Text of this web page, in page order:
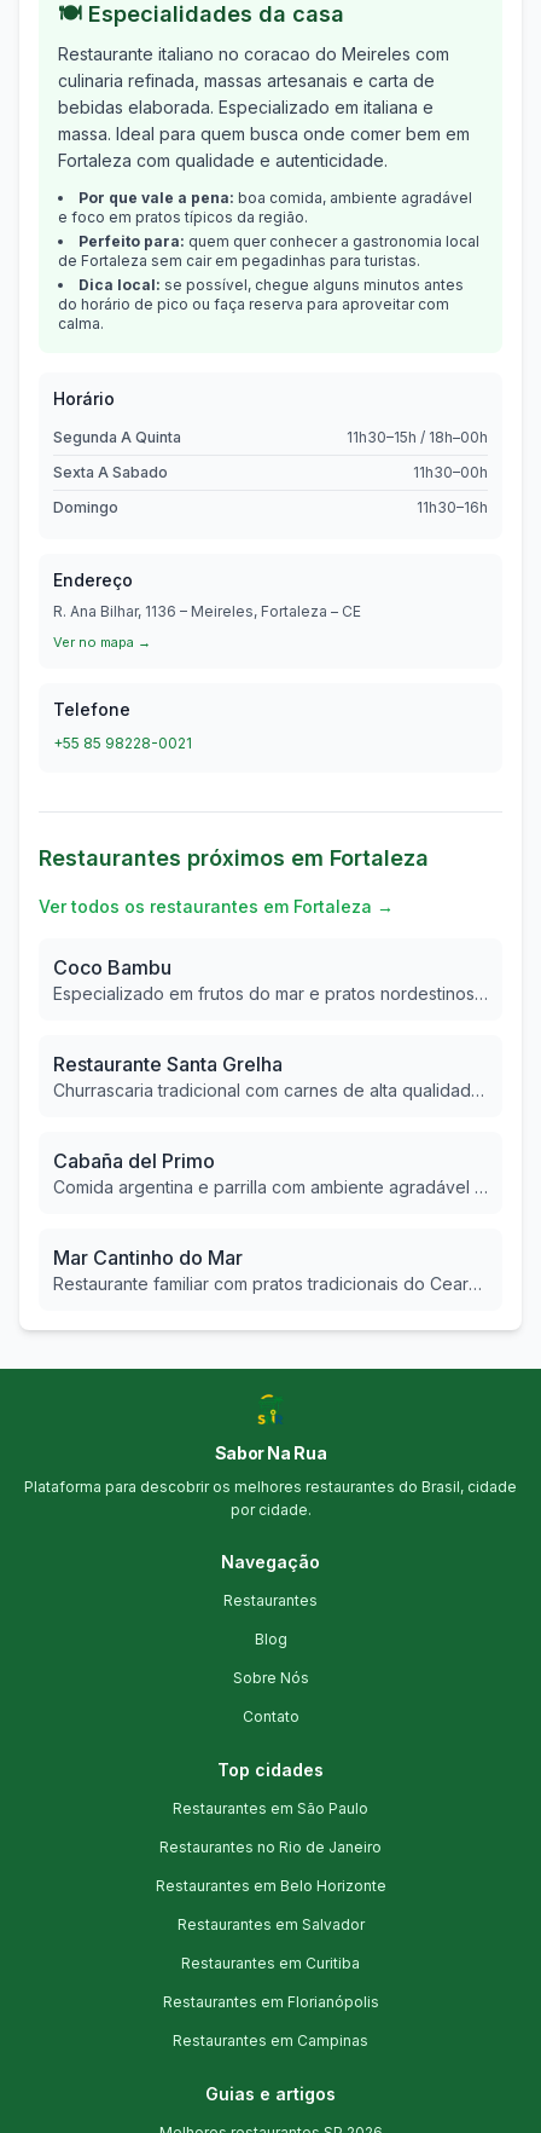
🍽️ Especialidades da casa
Restaurante italiano no coracao do Meireles com
culinaria refinada, massas artesanais e carta de
bebidas elaborada. Especializado em italiana e
massa. Ideal para quem busca onde comer bem em
Fortaleza com qualidade e autenticidade.
Por que vale a pena: boa comida, ambiente agradável
e foco em pratos típicos da região.
Perfeito para: quem quer conhecer a gastronomia local
de Fortaleza sem cair em pegadinhas para turistas.
Dica local: se possível, chegue alguns minutos antes
do horário de pico ou faça reserva para aproveitar com
calma.
Horário
Segunda A Quinta
11h30–15h / 18h–00h
Sexta A Sabado
11h30–00h
Domingo
11h30–16h
Endereço
R. Ana Bilhar, 1136 – Meireles, Fortaleza – CE
Ver no mapa →
Telefone
+55 85 98228-0021
Restaurantes próximos em Fortaleza
Ver todos os restaurantes em Fortaleza →
Coco Bambu
Especializado em frutos do mar e pratos nordestinos com toque contemporâneo, ambiente sofisticado.
Restaurante Santa Grelha
Churrascaria tradicional com carnes de alta qualidade e buffet variado.
Cabaña del Primo
Comida argentina e parrilla com ambiente agradável e localização central.
Mar Cantinho do Mar
Restaurante familiar com pratos tradicionais do Ceará e frutos do mar frescos.
Sabor Na Rua
Plataforma para descobrir os melhores restaurantes do Brasil, cidade
por cidade.
Navegação
Restaurantes
Blog
Sobre Nós
Contato
Top cidades
Restaurantes em São Paulo
Restaurantes no Rio de Janeiro
Restaurantes em Belo Horizonte
Restaurantes em Salvador
Restaurantes em Curitiba
Restaurantes em Florianópolis
Restaurantes em Campinas
Guias e artigos